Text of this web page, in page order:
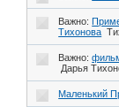
Важно:
Тихонова
Важно:
Дарья
Маленький